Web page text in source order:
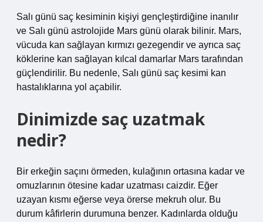
Salı günü saç kesiminin kişiyi gençleştirdiğine inanılır
ve Salı günü astrolojide Mars günü olarak bilinir. Mars,
vücuda kan sağlayan kırmızı gezegendir ve ayrıca saç
köklerine kan sağlayan kılcal damarlar Mars tarafından
güçlendirilir. Bu nedenle, Salı günü saç kesimi kan
hastalıklarına yol açabilir.
Dinimizde saç uzatmak
nedir?
Bir erkeğin saçını örmeden, kulağının ortasına kadar ve
omuzlarının ötesine kadar uzatması caizdir. Eğer
uzayan kısmı eğerse veya örerse mekruh olur. Bu
durum kâfirlerin durumuna benzer. Kadınlarda olduğu